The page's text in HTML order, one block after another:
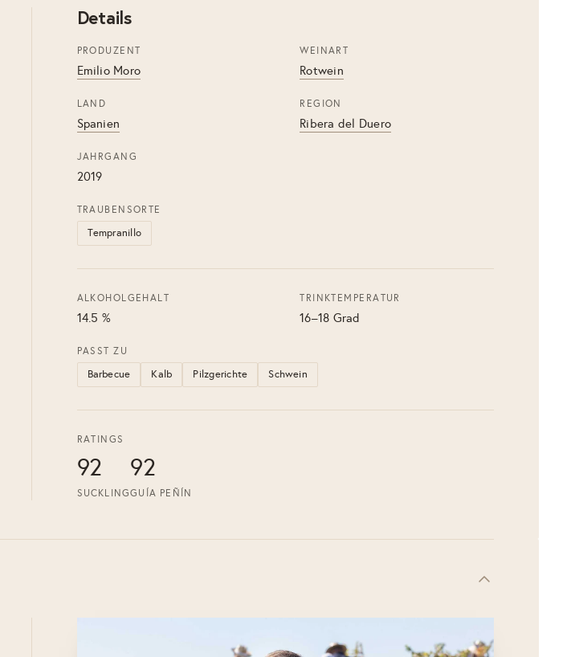
Details
PRODUZENT
Emilio Moro
WEINART
Rotwein
LAND
Spanien
REGION
Ribera del Duero
JAHRGANG
2019
TRAUBENSORTE
Tempranillo
ALKOHOLGEHALT
14.5 %
TRINKTEMPERATUR
16–18 Grad
PASST ZU
Barbecue Kalb Pilzgerichte Schwein
RATINGS
92
SUCKLING
92
GUÍA PEÑÍN